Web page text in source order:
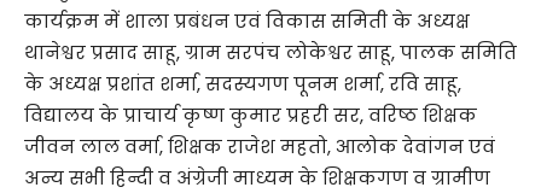
कार्यक्रम में शाला प्रबंधन एवं विकास समिती के अध्यक्ष
थानेश्वर प्रसाद साहू, ग्राम सरपंच लोकेश्वर साहू, पालक समिति
के अध्यक्ष प्रशांत शर्मा, सदस्यगण पूनम शर्मा, रवि साहू,
विद्यालय के प्राचार्य कृष्ण कुमार प्रहरी सर, वरिष्ठ शिक्षक
जीवन लाल वर्मा, शिक्षक राजेश महतो, आलोक देवांगन एवं
अन्य सभी हिन्दी व अंग्रेजी माध्यम के शिक्षकगण व ग्रामीण